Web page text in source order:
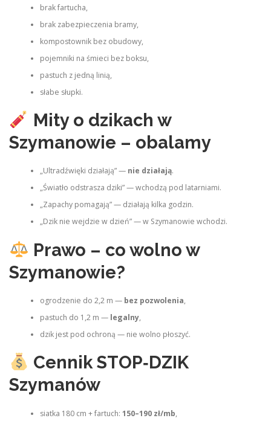
brak fartucha,
brak zabezpieczenia bramy,
kompostownik bez obudowy,
pojemniki na śmieci bez boksu,
pastuch z jedną linią,
słabe słupki.
Mity o dzikach w
Szymanowie – obalamy
„Ultradźwięki działają” — nie działają.
„Światło odstrasza dziki” — wchodzą pod latarniami.
„Zapachy pomagają” — działają kilka godzin.
„Dzik nie wejdzie w dzień” — w Szymanowie wchodzi.
Prawo – co wolno w
Szymanowie?
ogrodzenie do 2,2 m — bez pozwolenia,
pastuch do 1,2 m — legalny,
dzik jest pod ochroną — nie wolno płoszyć.
Cennik STOP‑DZIK
Szymanów
siatka 180 cm + fartuch: 150–190 zł/mb,